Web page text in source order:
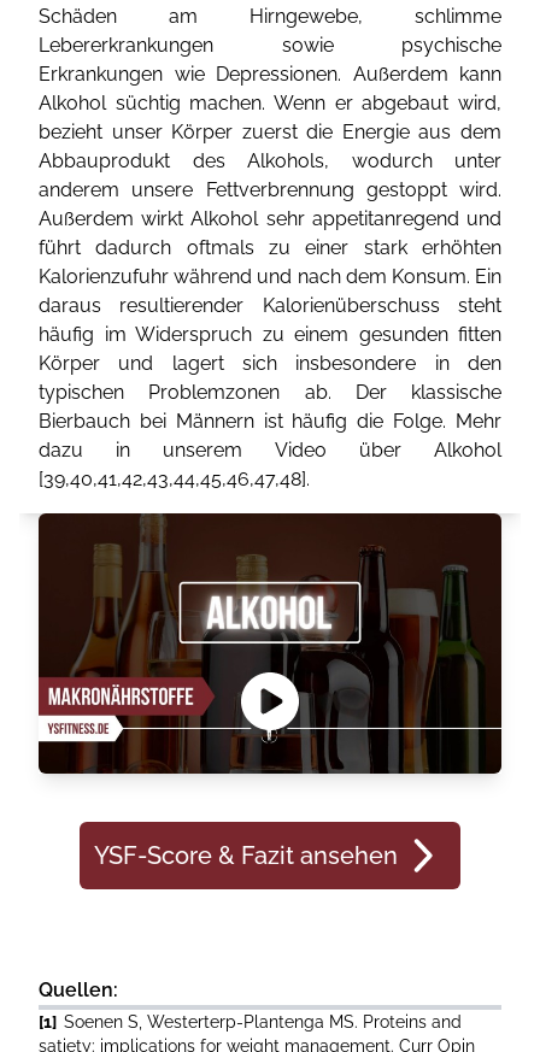
Schäden am Hirngewebe, schlimme
Lebererkrankungen sowie psychische
Erkrankungen wie Depressionen. Außerdem kann
Alkohol süchtig machen. Wenn er abgebaut wird,
bezieht unser Körper zuerst die Energie aus dem
Abbauprodukt des Alkohols, wodurch unter
anderem unsere Fettverbrennung gestoppt wird.
Außerdem wirkt Alkohol sehr appetitanregend und
führt dadurch oftmals zu einer stark erhöhten
Kalorienzufuhr während und nach dem Konsum. Ein
daraus resultierender Kalorienüberschuss steht
häufig im Widerspruch zu einem gesunden fitten
Körper und lagert sich insbesondere in den
typischen Problemzonen ab. Der klassische
Bierbauch bei Männern ist häufig die Folge. Mehr
dazu in unserem Video über Alkohol
[39,40,41,42,43,44,45,46,47,48].
YSF-Score & Fazit ansehen
Quellen:
[1] Soenen S, Westerterp-Plantenga MS. Proteins and
satiety: implications for weight management. Curr Opin